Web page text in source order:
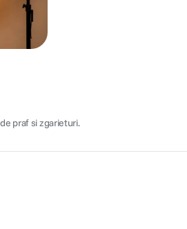
praf si zgarieturi.